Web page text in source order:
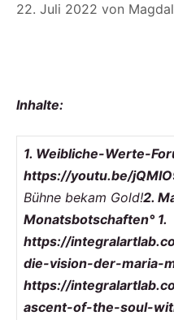
22. Juli 2022 von
Inhalte:
1. Weibliche-Werte-
https://youtu.be/
Bühne bekam Gold!2.
Monatsbotschaften° 1.
https://
die-vision-der-maria-
https://
ascent-of-the-soul-